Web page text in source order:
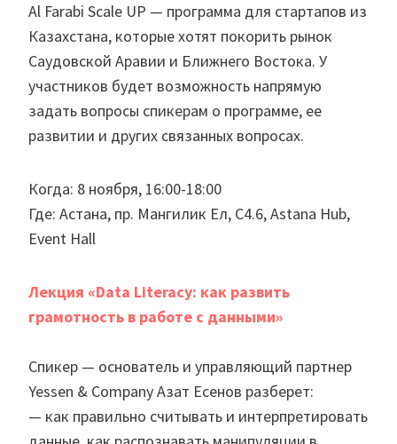
Al Farabi Scale UP — программа для стартапов из
Казахстана, которые хотят покорить рынок
Саудовской Аравии и Ближнего Востока. У
участников будет возможность напрямую
задать вопросы спикерам о программе, ее
развитии и других связанных вопросах.
Когда: 8 ноября, 16:00-18:00
Где: Астана, пр. Мангилик Ел, С4.6, Astana Hub,
Event Hall
Лекция «Data Literacy: как развить
грамотность в работе с данными»
Спикер — основатель и управляющий партнер
Yessen & Company Азат Есенов разберет:
— как правильно считывать и интерпретировать